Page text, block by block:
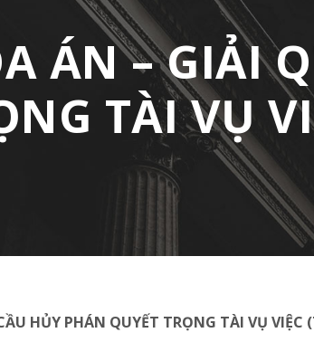
ÁN – GIẢI
TÀI VỤ
HỦY PHÁN QUYẾT TRỌNG TÀI VỤ